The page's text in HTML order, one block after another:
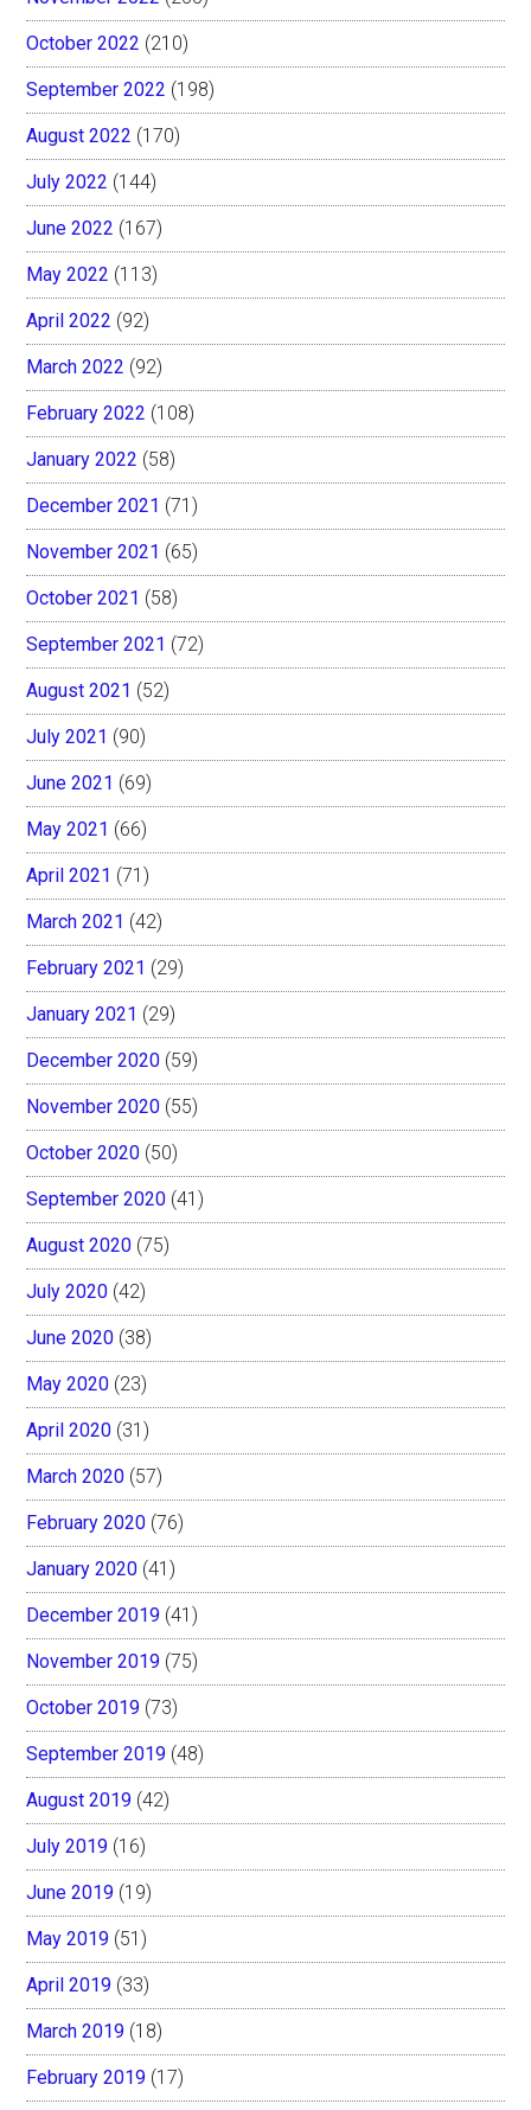
October 2022 (210)
September 2022 (198)
August 2022 (170)
July 2022 (144)
June 2022 (167)
May 2022 (113)
April 2022 (92)
March 2022 (92)
February 2022 (108)
January 2022 (58)
December 2021 (71)
November 2021 (65)
October 2021 (58)
September 2021 (72)
August 2021 (52)
July 2021 (90)
June 2021 (69)
May 2021 (66)
April 2021 (71)
March 2021 (42)
February 2021 (29)
January 2021 (29)
December 2020 (59)
November 2020 (55)
October 2020 (50)
September 2020 (41)
August 2020 (75)
July 2020 (42)
June 2020 (38)
May 2020 (23)
April 2020 (31)
March 2020 (57)
February 2020 (76)
January 2020 (41)
December 2019 (41)
November 2019 (75)
October 2019 (73)
September 2019 (48)
August 2019 (42)
July 2019 (16)
June 2019 (19)
May 2019 (51)
April 2019 (33)
March 2019 (18)
February 2019 (17)